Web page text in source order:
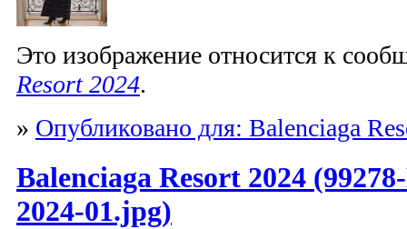
Это изображение относится к
Resort 2024.
» Опубликовано для: Balenciaga
Balenciaga Resort 2024
2024-01.jpg)